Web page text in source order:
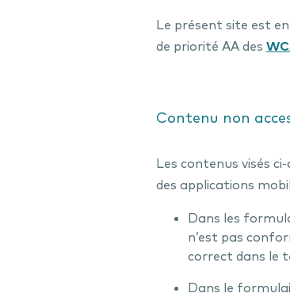
Le présent site est
de priorité AA des
Contenu non
Les contenus visés
des applications
Dans les
n’est pas
correct dans le
Dans le